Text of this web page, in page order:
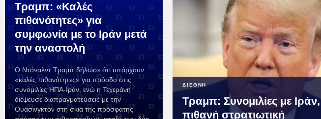
Τραμπ: «Καλές
πιθανότητες» για
συμφωνία με το Ιράν μετά
την αναστολή
Ο Ντόναλντ Τραμπ δήλωσε ότι υπάρχουν
«καλές πιθανότητες» για πρόοδο στις
συνομιλίες ΗΠΑ-Ιράν, ενώ η Τεχεράνη
διέψευσε διαπραγματεύσεις με την
Ουάσινγκτον στη σκιά της πρόσφατης
ΔΙΕΘΝΗ
Τραμπ: Συνομιλίες με Ιράν,
πιθανή στρατιωτική